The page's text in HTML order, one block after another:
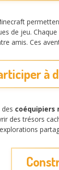
de jeu.
amis. Ces
à
coéquipiers
des trésors